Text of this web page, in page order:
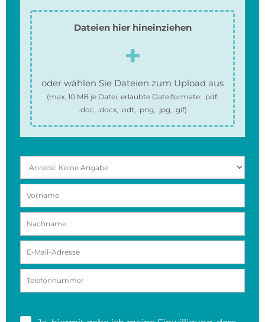
Dateien hier hineinziehen
oder wählen Sie Dateien zum Upload aus
(max. 10 MBje Datei, erlaubte Dateiformate: .pdf,
.doc, .docx, .odt, .png, .jpg, .gif)